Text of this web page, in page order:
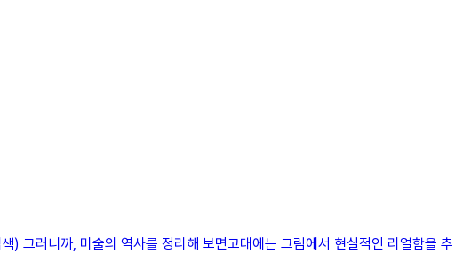
) 그러니까, 미술의 역사를 정리해 보면고대에는 그림에서 현실적인 리얼함을 추